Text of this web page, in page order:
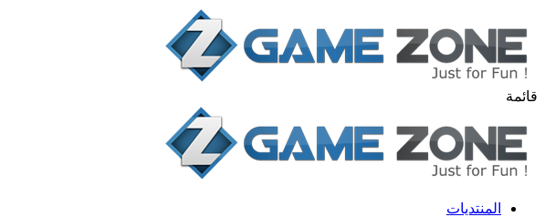
قائمة
المنتديات